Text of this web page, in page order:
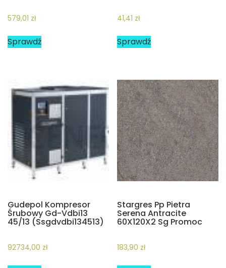
579,01 zł
Sprawdź
41,41 zł
Sprawdź
Gudepol Kompresor
Śrubowy Gd-Vdbi13
45/13 (Ssgdvdbi134513)
92734,00 zł
Stargres Pp Pietra
Serena Antracite
60X120X2 Sg Promoc
183,90 zł